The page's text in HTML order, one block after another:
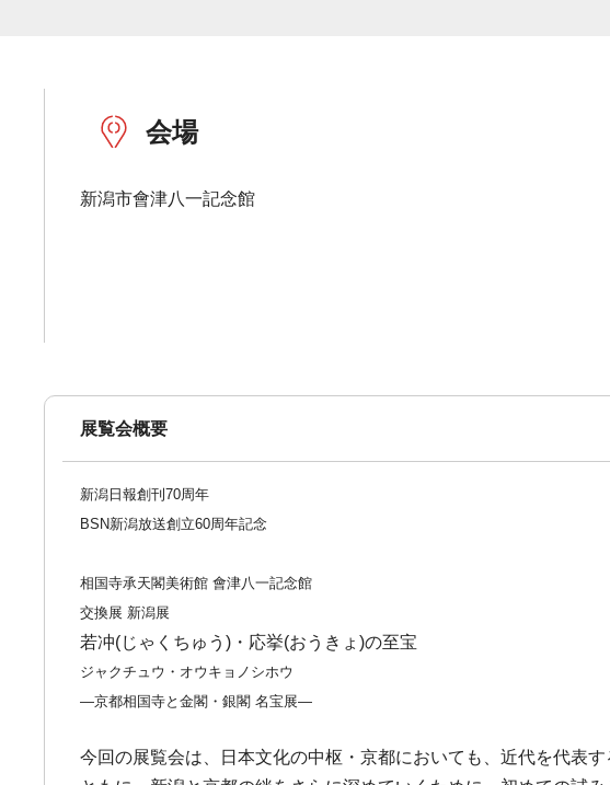
会場
新潟市會津八一記念館
展覧会概要
新潟日報創刊70周年
BSN新潟放送創立60周年記念
相国寺承天閣美術館 會津八一記念館
交換展 新潟展
若冲(じゃくちゅう)・応挙(おうきょ)の至宝
ジャクチュウ・オウキョノシホウ
―京都相国寺と金閣・銀閣 名宝展―
今回の展覧会は、日本文化の中枢・京都においても、近代を代表